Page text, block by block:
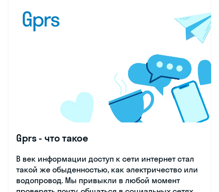
Gprs - что такое
В век информации доступ к сети интернет стал
такой же обыденностью, как электричество или
водопровод. Мы привыкли в любой момент